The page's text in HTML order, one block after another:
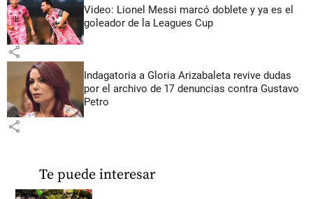
Video: Lionel Messi marcó doblete y ya es el
goleador de la Leagues Cup
share
Indagatoria a Gloria Arizabaleta revive dudas
por el archivo de 17 denuncias contra Gustavo
Petro
share
Te puede interesar